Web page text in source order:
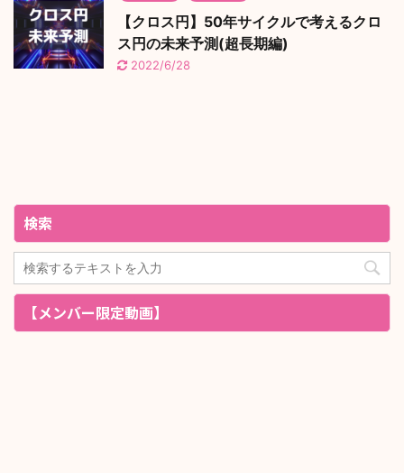
【クロス円】50年サイクルで考えるクロ
ス円の未来予測(超長期編)
2022/6/28
検索
【メンバー限定動画】